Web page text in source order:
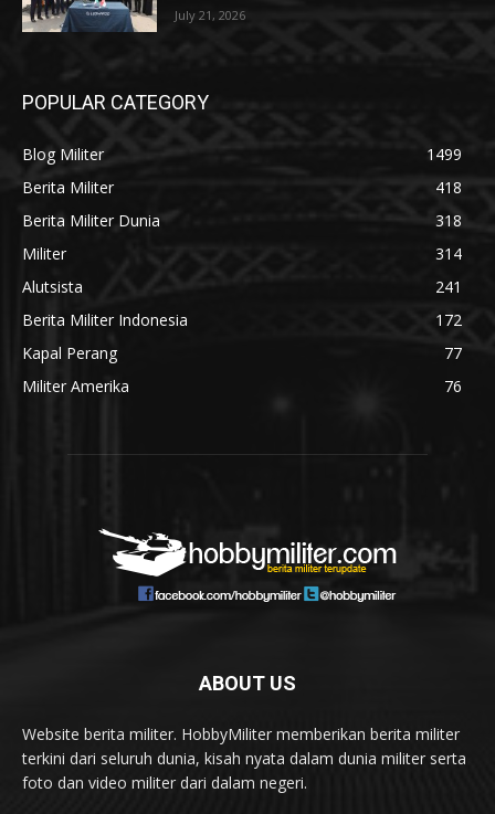
July 21, 2026
POPULAR CATEGORY
Blog Militer
1499
Berita Militer
418
Berita Militer Dunia
318
Militer
314
Alutsista
241
Berita Militer Indonesia
172
Kapal Perang
77
Militer Amerika
76
ABOUT US
Website berita militer. HobbyMiliter memberikan berita militer
terkini dari seluruh dunia, kisah nyata dalam dunia militer serta
foto dan video militer dari dalam negeri.